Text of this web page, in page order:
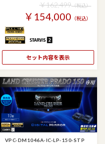
￥162,499（税込）
￥154,000 （税込）
セット内容を表示
VPC-DM1046A-IC-LP-150-STP